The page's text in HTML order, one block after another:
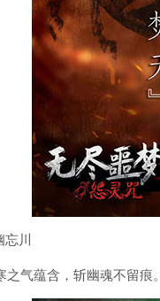
川
之气蕴含，斩幽魂不留痕。